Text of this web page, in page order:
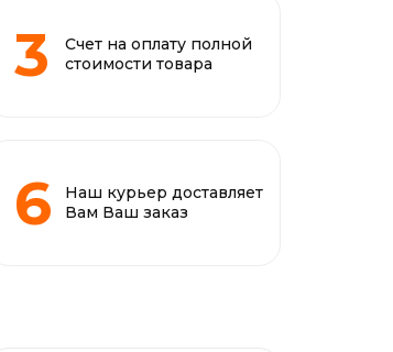
Счет на оплату полной
стоимости товара
Наш курьер доставляет
Вам Ваш заказ